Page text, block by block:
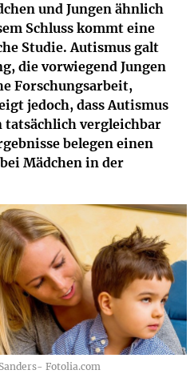
und Jungen ähnlich
Schluss kommt eine
Studie. Autismus galt
die vorwiegend Jungen
Forschungsarbeit,
jedoch, dass Autismus
tatsächlich vergleichbar
belegen einen
Mädchen in der
Fotolia.com